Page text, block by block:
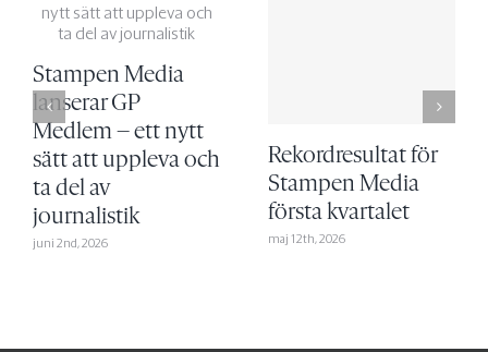
Stampen Media
lanserar GP
Medlem – ett nytt
sätt att uppleva och
ta del av
journalistik
juni 2nd, 2026
Rekordresultat för
Stampen Media
första kvartalet
maj 12th, 2026